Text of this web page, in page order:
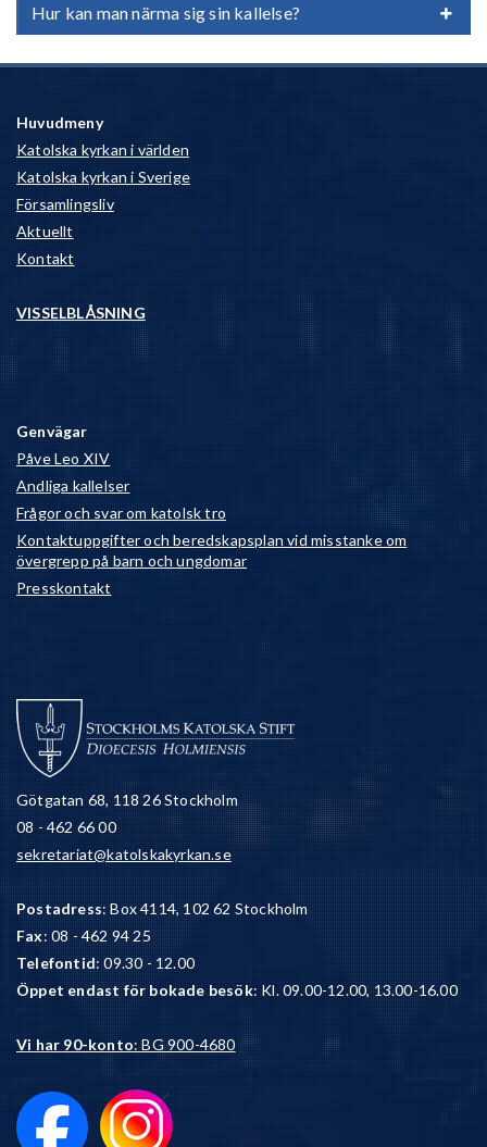
Hur kan man närma sig sin kallelse?
Huvudmeny
Katolska kyrkan i världen
Katolska kyrkan i Sverige
Församlingsliv
Aktuellt
Kontakt
VISSELBLÅSNING
Genvägar
Påve Leo XIV
Andliga kallelser
Frågor och svar om katolsk tro
Kontaktuppgifter och beredskapsplan vid misstanke om
övergrepp på barn och ungdomar
Presskontakt
Götgatan 68, 118 26 Stockholm
08 - 462 66 00
sekretariat@katolskakyrkan.se
Postadress: Box 4114, 102 62 Stockholm
Fax: 08 - 462 94 25
Telefontid: 09.30 - 12.00
Öppet endast för bokade besök: Kl. 09.00-12.00, 13.00-16.00
Vi har 90-konto: BG 900-4680